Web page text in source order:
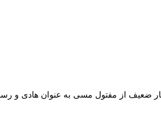
ضعیف از مفتول مسی به عنوان هادی و